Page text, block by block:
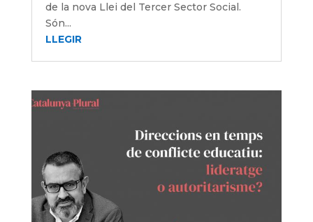
de la nova Llei del Tercer Sector Social.
Són...
LLEGIR